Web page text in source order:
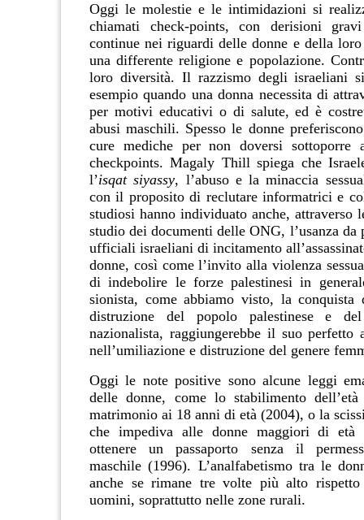
Oggi le molestie e le intimidazioni si
chiamati check-points, con derisioni
continue nei riguardi delle donne e della loro
una differente religione e popolazione.
loro diversità. Il razzismo degli israeliani
esempio quando una donna necessita di
per motivi educativi o di salute, ed è
abusi maschili. Spesso le donne
cure mediche per non doversi sottoporre
checkpoints. Magaly Thill spiega che
l’isqat siyassy, l’abuso e la minaccia
con il proposito di reclutare informatrici e
studiosi hanno individuato anche, attraverso
studio dei documenti delle ONG, l’usanza da
ufficiali israeliani di incitamento
donne, così come l’invito alla violenza
di indebolire le forze palestinesi in
sionista, come abbiamo visto, la
distruzione del popolo palestinese e
nazionalista, raggiungerebbe il suo perfetto
nell’umiliazione e distruzione del genere
Oggi le note positive sono alcune leggi
delle donne, come lo stabilimento
matrimonio ai 18 anni di età (2004), o la
che impediva alle donne maggiori di
ottenere un passaporto senza il
maschile (1996). L’analfabetismo tra le
anche se rimane tre volte più alto
uomini, soprattutto nelle zone rurali.